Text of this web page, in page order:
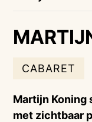
CABARET
Martijn Koning
met zichtbaar